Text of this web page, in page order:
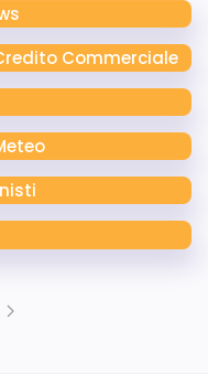
Commerciale